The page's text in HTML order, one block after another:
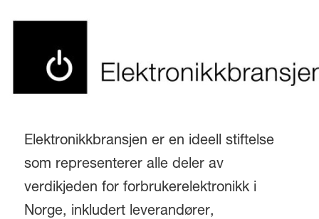
Elektronikkbransjen er en ideell stiftelse
som representerer alle deler av
verdikjeden for forbrukerelektronikk i
Norge, inkludert leverandører,